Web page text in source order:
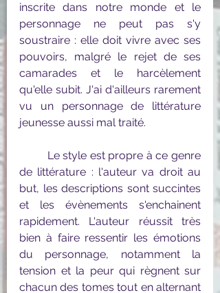
inscrite dans notre monde et le
personnage ne peut pas s'y
soustraire : elle doit vivre avec ses
pouvoirs, malgré le rejet de ses
camarades et le harcèlement
qu'elle subit. J'ai d'ailleurs rarement
vu un personnage de littérature
jeunesse aussi mal traité.
de littérature : l'auteur va droit au
but, les descriptions sont succintes
et les évènements s'enchainent
rapidement. L'auteur réussit très
bien à faire ressentir les émotions
du personnage, notamment la
tension et la peur qui règnent sur
chacun des tomes tout en alternant